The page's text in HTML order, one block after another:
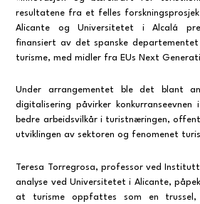
resultatene fra et felles
Alicante og Universitetet i Alcalá
finansiert av det spanske
turisme, med midler fra EUs Next
Under arrangementet ble det blant
digitalisering påvirker
bedre arbeidsvilkår i turistnæringen,
utviklingen av sektoren og fenomenet
Teresa Torregrosa, professor ved
analyse ved Universitetet i Alicante,
at turisme oppfattes som en trussel,